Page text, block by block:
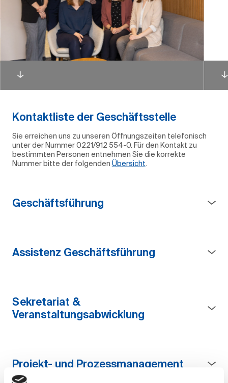
Kontaktliste der Geschäftsstelle
Sie erreichen uns zu unseren Öffnungszeiten telefonisch
unter der Nummer 0221/912 554-0. Für den Kontakt zu
bestimmten Personen entnehmen Sie die korrekte
Nummer bitte der folgenden Übersicht.
Geschäftsführung
Assistenz Geschäftsführung
Sekretariat &
Veranstaltungsabwicklung
Projekt- und Prozessmanagement